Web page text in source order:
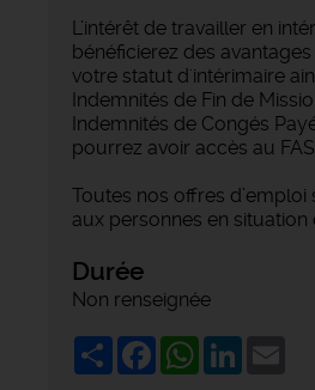
L’intérêt de travailler en
bénéficierez des
votre statut d'intérimaire
Indemnités de Fin de
Indemnités de Congés
pourrez avoir accès au
Toutes nos offres d’emploi
aux personnes en situation
Durée
Non renseignée
ShareFacebookWhatsApp
LinkedIn